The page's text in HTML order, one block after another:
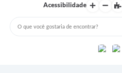
Acessibilidade